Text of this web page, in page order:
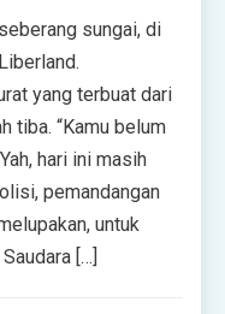
sungai, di
yang terbuat dari
tiba. “Kamu belum
hari ini masih
pemandangan
untuk
[…]